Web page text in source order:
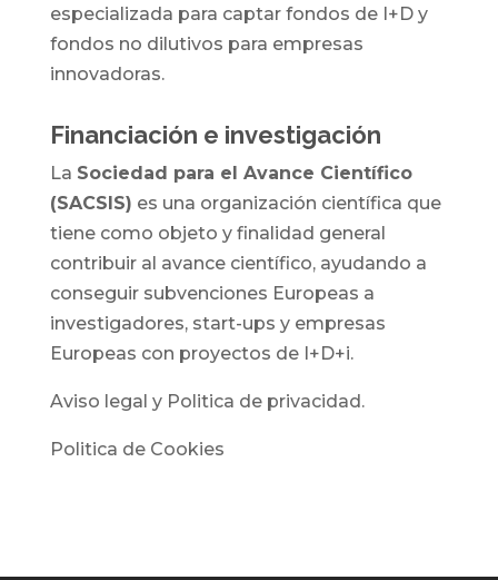
especializada para captar fondos de I+D y
fondos no dilutivos para empresas
innovadoras.
Financiación e investigación
La Sociedad para el Avance Científico
(SACSIS) es una organización científica que
tiene como objeto y finalidad general
contribuir al avance científico, ayudando a
conseguir subvenciones Europeas a
investigadores, start-ups y empresas
Europeas con proyectos de I+D+i.
Aviso legal y Politica de privacidad.
Politica de Cookies